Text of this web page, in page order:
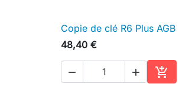
 Aperçu rapide
Copie de clé R6 Plus AGB
48,40 €
  